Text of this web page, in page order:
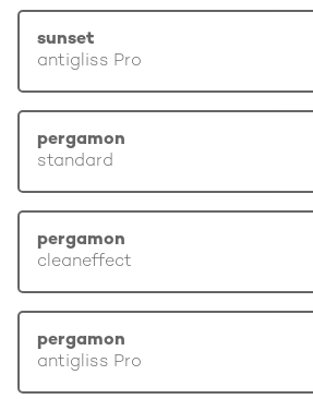
sunset
antigliss Pro
pergamon
standard
pergamon
cleaneffect
pergamon
antigliss Pro